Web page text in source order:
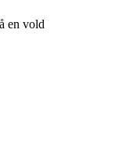
en vold